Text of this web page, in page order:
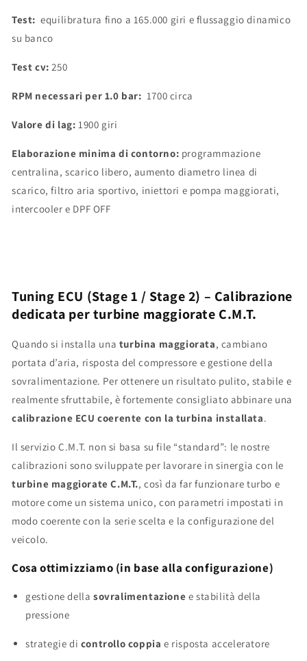
Test:equilibratura fino a 165.000 giri e flussaggio dinamico
su banco
Test cv:250
RPM necessari per 1.0 bar: 1700 circa
Valore di lag: 1900 giri
Elaborazione minima di contorno: programmazione
centralina, scarico libero, aumento diametro linea di
scarico, filtro aria sportivo, iniettori e pompa maggiorati,
intercooler e DPF OFF
Tuning ECU (Stage 1 / Stage 2) – Calibrazione
dedicata per turbine maggiorate C.M.T.
Quando si installa una turbina maggiorata, cambiano
portata d’aria, risposta del compressore e gestione della
sovralimentazione. Per ottenere un risultato pulito, stabile e
realmente sfruttabile, è fortemente consigliato abbinare una
calibrazione ECU coerente con la turbina installata.
Il servizio C.M.T. non si basa su file “standard”: le nostre
calibrazioni sono sviluppate per lavorare in sinergia con le
turbine maggiorate C.M.T., così da far funzionare turbo e
motore come un sistema unico, con parametri impostati in
modo coerente con la serie scelta e la configurazione del
veicolo.
Cosa ottimizziamo (in base alla configurazione)
gestione della sovralimentazione e stabilità della
pressione
strategie di controllo coppia e risposta acceleratore